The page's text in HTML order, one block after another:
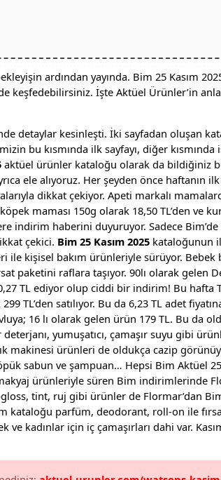
ardından yayında. Bim 25 Kasım
İşte Aktüel Ürünler’in
detaylar kesinleşti. İki sayfadan oluşan
bu kısmında ilk sayfayı, diğer kısmında
aktüel ürünler kataloğu olarak da bildiğiniz
ele alıyoruz. Her şeyden önce haftanın
dikkat çekiyor. Apeti markalı
maması 150g olarak 18,50 TL’den ve
indirim haberini duyuruyor. Sadece
çekici. Bim 25 Kasım 2025 kataloğunun
ile kişisel bakım ürünleriyle sürüyor. Bebek
paketini raflara taşıyor. 90lı olarak gelen
TL ediyor olup ciddi bir indirim! Bu hafta
TL’den satılıyor. Bu da 6,23 TL adet
16 lı olarak gelen ürün 179 TL. Bu da
deterjanı, yumuşatıcı, çamaşır suyu gibi
makinesi ürünleri de oldukça cazip
sabun ve şampuan… Hepsi Bim Aktüel 25
ürünleriyle süren Bim indirimlerinde
tint, ruj gibi ürünler de Flormar’dan
kataloğu parfüm, deodorant, roll-on ile
ve kadınlar için iç çamaşırları dahi var.